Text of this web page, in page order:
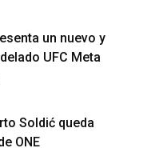
un nuevo y
UFC Meta
Soldić queda
ONE